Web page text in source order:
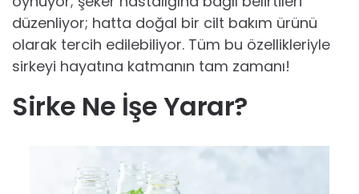
düzenliyor; hatta doğal bir cilt bakım ürünü
olarak tercih edilebiliyor. Tüm bu özellikleriyle
sirkeyi hayatına katmanın tam zamanı!
Sirke Ne İşe Yarar?